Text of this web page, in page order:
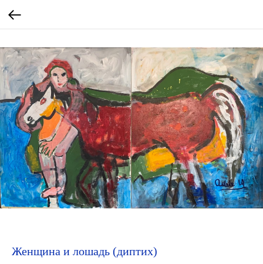
Женщина и лошадь (диптих)